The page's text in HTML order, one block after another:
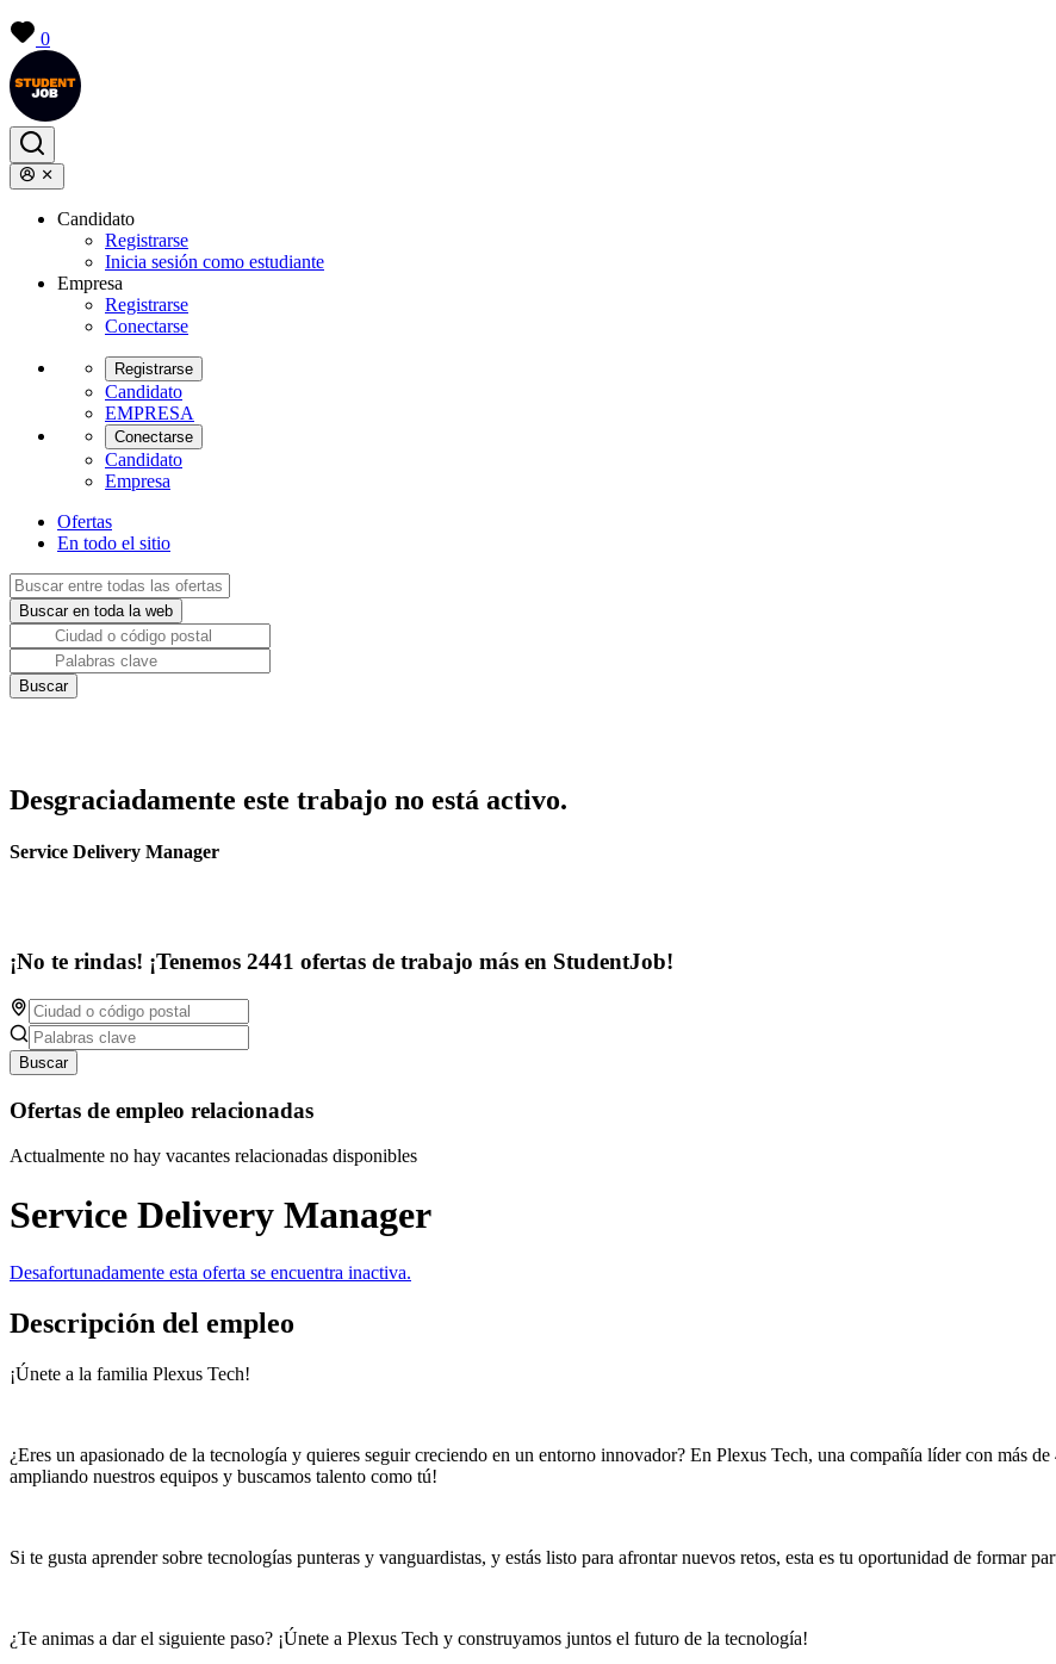
0
Candidato
Registrarse
Inicia sesión como estudiante
Empresa
Registrarse
Conectarse
Registrarse
Candidato
EMPRESA
Conectarse
Candidato
Empresa
Ofertas
En todo el sitio
Desgraciadamente este trabajo no está activo.
Service Delivery Manager
¡No te rindas! ¡Tenemos 2441 ofertas de trabajo más en StudentJob!
Buscar
Ofertas de empleo relacionadas
Actualmente no hay vacantes relacionadas disponibles
Service Delivery Manager
Desafortunadamente esta oferta se encuentra inactiva.
Descripción del empleo
¡Únete a la familia Plexus Tech!
¿Eres un apasionado de la tecnología y quieres seguir creciendo en un entorno innovador? En Plexus Tech, una compañía líder con más
ampliando nuestros equipos y buscamos talento como tú!
Si te gusta aprender sobre tecnologías punteras y vanguardistas, y estás listo para afrontar nuevos retos, esta es tu oportunidad de formar
¿Te animas a dar el siguiente paso? ¡Únete a Plexus Tech y construyamos juntos el futuro de la tecnología!